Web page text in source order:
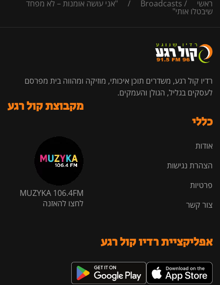
ראשי /
Broadcasts
/ "אני עושה אומנות – לא מפחד
שיבטלו אותי"
רדיו קול רגע, משדרים תוכן איכותי, מוזיקה ומהווה בית מפרסם
לעסקים בגליל, הגולן והעמקים.
כללי
אודות
הצהרת נגישות
פרטיות
צור קשר
מקבוצת קול רגע
MUZYKA 106.4FM
לחצו להאזנה
אפליקציית רדיו קול רגע